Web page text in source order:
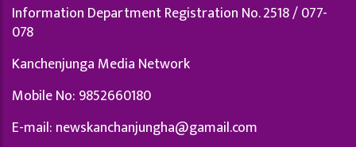
Information Department Registration No. 2518 / 077-
078
Kanchenjunga Media Network
Mobile No: 9852660180
E-mail: newskanchanjungha@gamail.com